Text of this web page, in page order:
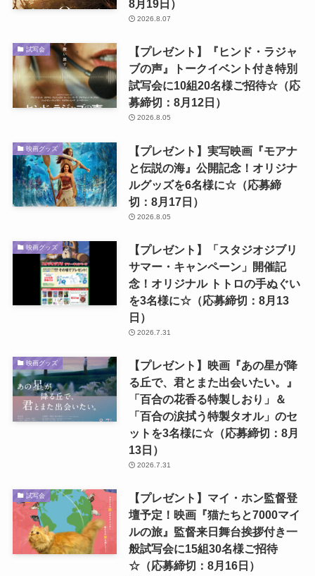
8月19日）
2026.8.07
試写会
【プレゼント】『ヒンド・ラジャ
ブの声』トークイベント付き特別
試写会に10組20名様ご招待☆（応
募締切：8月12日）
2026.8.05
映画グッズ
【プレゼント】実写映画『モアナ
と伝説の海』公開記念！オリジナ
ルグッズを6名様に☆（応募締
切：8月17日）
2026.8.05
映画グッズ
【プレゼント】「スタジオジブリ
サマー・キャンペーン」開催記
念！オリジナル トトロの手ぬぐい
を3名様に☆（応募締切：8月13
日）
2026.7.31
映画グッズ
【プレゼント】映画『あの星が降
る丘で、君とまた出会いたい。』
「百合の花香る特製しおり」＆
「百合の涙拭う特製タオル」のセ
ットを3名様に☆（応募締切：8月
13日）
2026.7.31
試写会
【プレゼント】マイ・ホン監督登
壇予定！映画『猫たちと7000マイ
ルの旅』監督来日舞台挨拶付き一
般試写会に15組30名様ご招待
☆（応募締切：8月16日）